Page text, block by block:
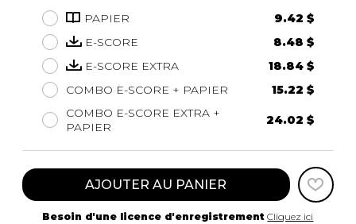
PAPIER
9.42 $
E-SCORE
8.48 $
E-SCORE EXTRA
18.84 $
COMBO E-SCORE + PAPIER
15.22 $
COMBO E-SCORE EXTRA +
PAPIER
24.02 $
AJOUTER AU PANIER
Besoin d'une licence d'enregistrement Cliquez ici